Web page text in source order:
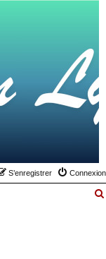
Connexion
S’enregistrer